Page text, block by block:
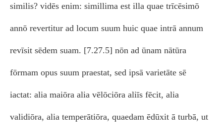
similis? vidēs enim: simillima est illa quae trīcēsimō
annō revertitur ad locum suum huic quae intrā annum
revīsit sēdem suam. [7.27.5] nōn ad ūnam nātūra
fōrmam opus suum praestat, sed ipsā varietāte sē
iactat: alia maiōra alia vēlōciōra aliīs fēcit, alia
validiōra, alia temperātiōra, quaedam ēdūxit ā turbā, ut